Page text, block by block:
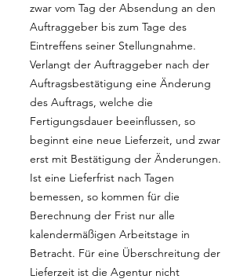
zwar vom Tag der Absendung an den
Auftraggeber bis zum Tage des
Eintreffens seiner Stellungnahme.
Verlangt der Auftraggeber nach der
Auftragsbestätigung eine Änderung
des Auftrags, welche die
Fertigungsdauer beeinflussen, so
beginnt eine neue Lieferzeit, und zwar
erst mit Bestätigung der Änderungen.
Ist eine Lieferfrist nach Tagen
bemessen, so kommen für die
Berechnung der Frist nur alle
kalendermäßigen Arbeitstage in
Betracht. Für eine Überschreitung der
Lieferzeit ist die Agentur nicht